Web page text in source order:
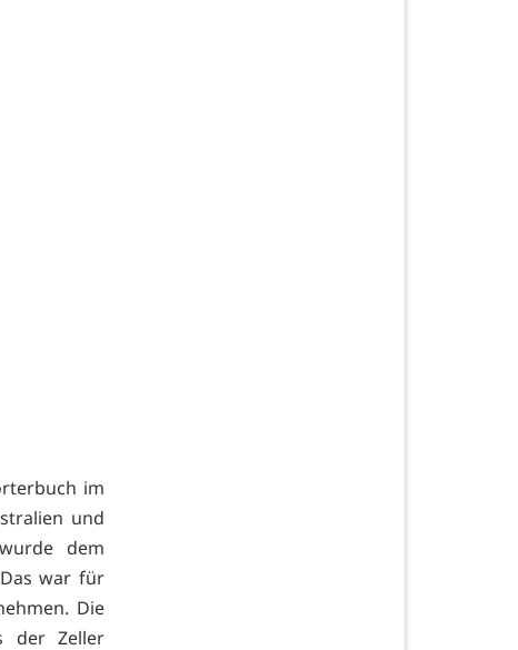
im
und
dem
war für
Die
der Zeller